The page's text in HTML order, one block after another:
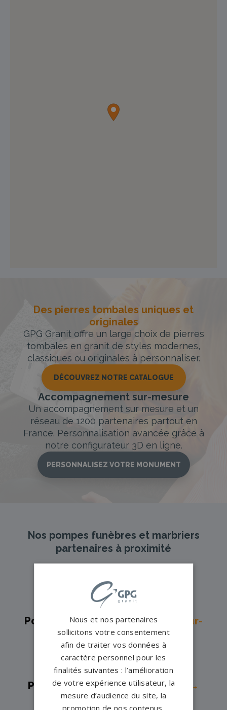
Des pierres tombales uniques et
originales
GPG Granit offre un large choix de pierres
tombales en granit de styles modernes,
classiques ou originales à personnaliser.
DÉCOUVREZ NOTRE CATALOGUE
Accompagnement sur-mesure
Un accompagnement sur mesure et un
réseau de 1200 partenaires partout en
France. Personnalisation avancée grâce à
notre configurateur 3D en ligne.
PERSONNALISEZ VOTRE MONUMENT
Nos pompes funèbres et marbriers
partenaires à proximité
Pompes funèbres -
Pompes funèbres -
Pompes funèbres -Beaumont-sur-
Sarthe→
Pompes funèbres - Bessé-sur-
Braye→
Pompes funèbres - Bonnetable→
Pompes funèbres - Cérans-
Nous et nos partenaires
sollicitons votre consentement
afin de traiter vos données à
caractère personnel pour les
finalités suivantes : l’amélioration
de votre expérience utilisateur, la
mesure d’audience du site, la
promotion de nos contenus,